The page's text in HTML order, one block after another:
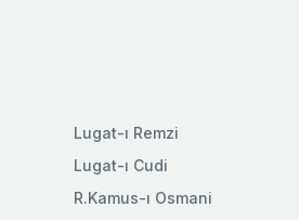
Lugat-ı Remzi
Lugat-ı Cudi
R.Kamus-ı Osmani